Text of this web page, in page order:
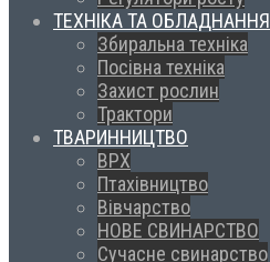
ТЕХНІКА ТА ОБЛАДНАННЯ
Збиральна техніка
Посівна техніка
Захист рослин
Трактори
ТВАРИННИЦТВО
ВРХ
Птахівництво
Вівчарство
НОВЕ СВИНАРСТВО
Сучасне свинарство